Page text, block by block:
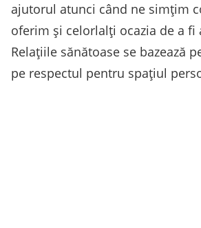
ajutorul atunci când ne simțim
oferim și celorlalți ocazia de a fi
Relațiile sănătoase se bazează
pe respectul pentru spațiul